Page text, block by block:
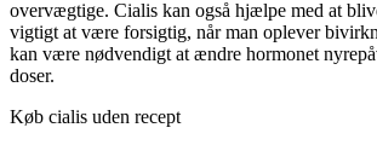
overvægtige. Cialis kan også hjælpe med at
vigtigt at være forsigtig, når man oplever
kan være nødvendigt at ændre hormonet
doser.
Køb cialis uden recept